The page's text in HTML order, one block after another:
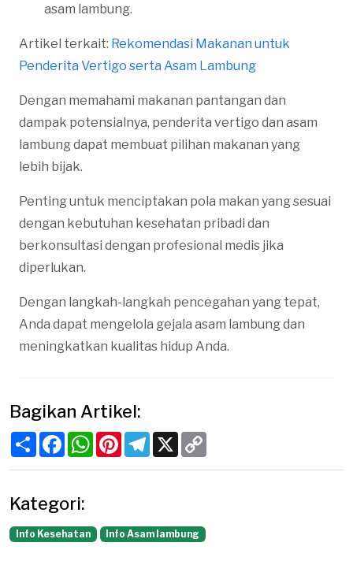
asam lambung.
Artikel terkait: Rekomendasi Makanan untuk
Penderita Vertigo serta Asam Lambung
Dengan memahami makanan pantangan dan
dampak potensialnya, penderita vertigo dan asam
lambung dapat membuat pilihan makanan yang
lebih bijak.
Penting untuk menciptakan pola makan yang sesuai
dengan kebutuhan kesehatan pribadi dan
berkonsultasi dengan profesional medis jika
diperlukan.
Dengan langkah-langkah pencegahan yang tepat,
Anda dapat mengelola gejala asam lambung dan
meningkatkan kualitas hidup Anda.
Bagikan Artikel:
ShareFacebookWhatsApp
PinterestTelegram
X
Kategori:
Info Kesehatan Info Asam lambung